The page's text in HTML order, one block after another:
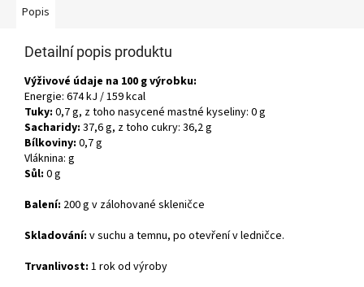
Popis
Detailní popis produktu
Výživové údaje na 100 g výrobku:
Energie: 674 kJ / 159 kcal
Tuky: 0,7 g, z toho nasycené mastné kyseliny: 0 g
Sacharidy: 37,6 g, z toho cukry: 36,2 g
Bílkoviny: 0,7 g
Vláknina: g
Sůl: 0 g
Balení: 200 g v zálohované skleničce
Skladování: v suchu a temnu, po otevření v ledničce.
Trvanlivost: 1 rok od výroby